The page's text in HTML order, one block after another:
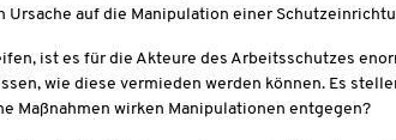
auf die Manipulation einer
ist es für die Akteure des Arbeitsschutzes
wie diese vermieden werden können. Es
Maßnahmen wirken Manipulationen entgegen?